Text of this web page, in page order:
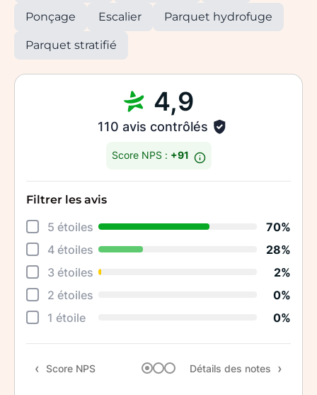
Ponçage Escalier Parquet hydrofuge
Parquet stratifié
4,9
110 avis contrôlés
Score NPS : +91
Filtrer les avis
5 étoiles
70%
4 étoiles
28%
3 étoiles
2%
2 étoiles
0%
1 étoile
0%
Score NPS Détails des notes